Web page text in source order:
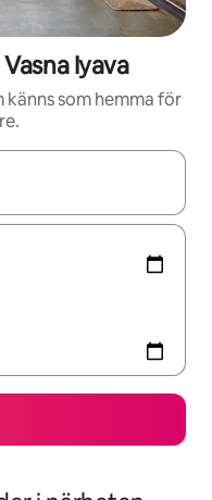
Iyava
som hemma för
navigera med upp- och